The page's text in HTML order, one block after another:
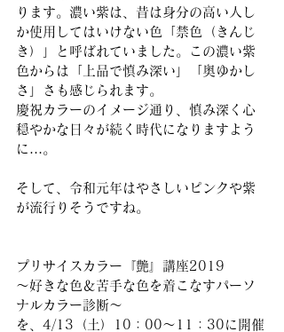
ります。濃い紫は、昔は身分の高い人し
か使用してはいけない色「禁色（きんじ
き）」と呼ばれていました。この濃い紫
色からは「上品で慎み深い」「奥ゆかし
さ」さも感じられます。
慶祝カラーのイメージ通り、慎み深く心
穏やかな日々が続く時代になりますよう
に…。
そして、令和元年はやさしいピンクや紫
が流行りそうですね。
プリサイスカラー『艶』講座2019
～好きな色＆苦手な色を着こなすパーソ
ナルカラー診断～
を、4/13（土）10：00～11：30に開催